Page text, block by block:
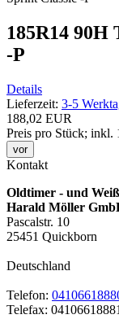
185R14 90H
-P
Details
Lieferzeit: 3-5
188,02 EUR
Preis pro Stück; inkl.
vor
Kontakt
Oldtimer - und
Harald Möller
Pascalstr. 10
25451 Quickborn
Deutschland
Telefon:
Telefax: 04106618881